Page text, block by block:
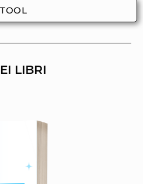
TOOL
LIBRI